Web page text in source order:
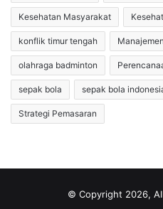
Kesehatan Masyarakat
konflik timur tengah
olahraga badminton
sepak bola sepak bola
Strategi Pemasaran
© Copyright 2026,